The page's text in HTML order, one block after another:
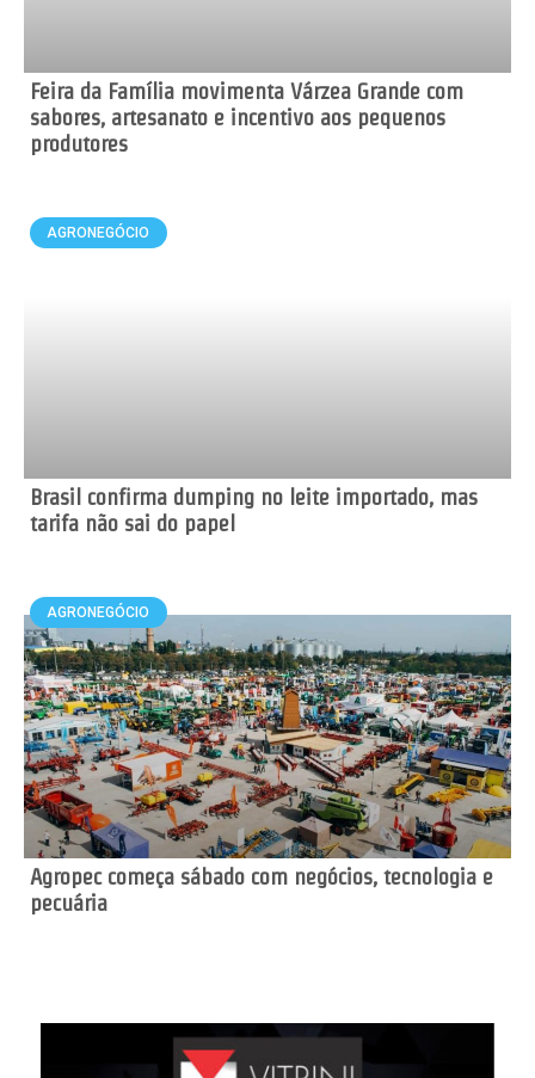
Feira da Família movimenta Várzea Grande com
sabores, artesanato e incentivo aos pequenos
produtores
AGRONEGÓCIO
Brasil confirma dumping no leite importado, mas
tarifa não sai do papel
AGRONEGÓCIO
Agropec começa sábado com negócios, tecnologia e
pecuária